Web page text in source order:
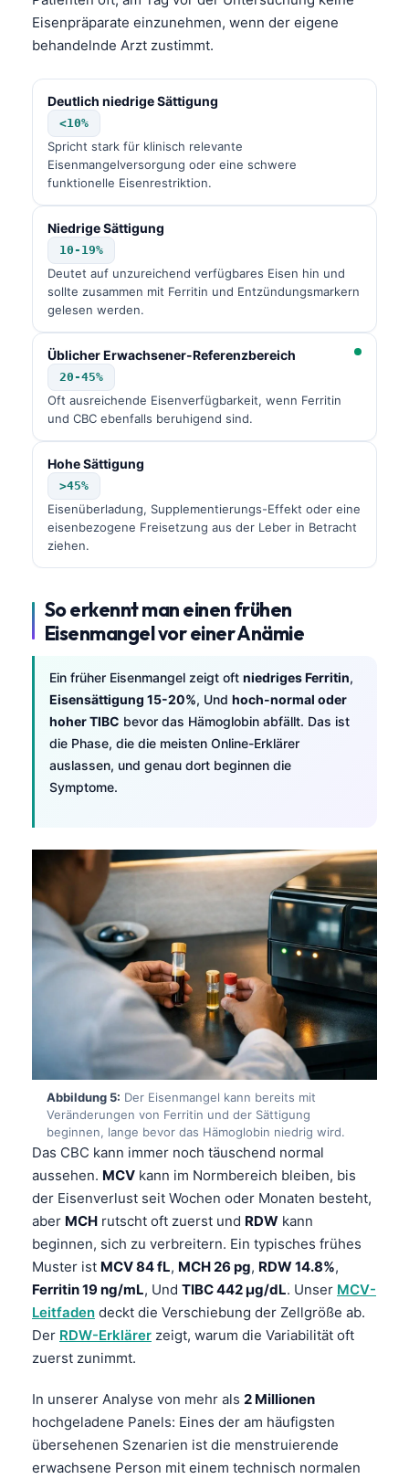
Eisenpräparate einzunehmen, wenn der eigene
behandelnde Arzt zustimmt.
Deutlich niedrige Sättigung
<10%
Spricht stark für klinisch relevante
Eisenmangelversorgung oder eine schwere
funktionelle Eisenrestriktion.
Niedrige Sättigung
10-19%
Deutet auf unzureichend verfügbares Eisen hin und
sollte zusammen mit Ferritin und Entzündungsmarkern
gelesen werden.
Üblicher Erwachsener-Referenzbereich
20-45%
Oft ausreichende Eisenverfügbarkeit, wenn Ferritin
und CBC ebenfalls beruhigend sind.
Hohe Sättigung
>45%
Eisenüberladung, Supplementierungs-Effekt oder eine
eisenbezogene Freisetzung aus der Leber in Betracht
ziehen.
So erkennt man einen frühen
Eisenmangel vor einer Anämie
Ein früher Eisenmangel zeigt oft niedriges Ferritin,
Eisensättigung 15-20%, Und hoch-normal oder
hoher TIBC bevor das Hämoglobin abfällt. Das ist
die Phase, die die meisten Online-Erklärer
auslassen, und genau dort beginnen die
Symptome.
Abbildung 5: Der Eisenmangel kann bereits mit
Veränderungen von Ferritin und der Sättigung
beginnen, lange bevor das Hämoglobin niedrig wird.
Das CBC kann immer noch täuschend normal
aussehen. MCV kann im Normbereich bleiben, bis
der Eisenverlust seit Wochen oder Monaten besteht,
aber MCH rutscht oft zuerst und RDW kann
beginnen, sich zu verbreitern. Ein typisches frühes
Muster ist MCV 84 fL, MCH 26 pg, RDW 14.8%,
Ferritin 19 ng/mL, Und TIBC 442 µg/dL. Unser MCV-
Leitfaden deckt die Verschiebung der Zellgröße ab.
Der RDW-Erklärer zeigt, warum die Variabilität oft
zuerst zunimmt.
In unserer Analyse von mehr als 2 Millionen
hochgeladene Panels: Eines der am häufigsten
übersehenen Szenarien ist die menstruierende
erwachsene Person mit einem technisch normalen
پښتو
سنڌي
සිංහල
Galego
Latviešu valoda
Македонски јазик
Euskara
Gàidhlig
Occitan
العربية المغربية
Afrikaans
Монгол
ພາສາລາວ
Basa Jawa
ئۇيغۇرچە
Кыргызча
Татар теле
Беларуская мова
Esperanto
Norsk bokmål